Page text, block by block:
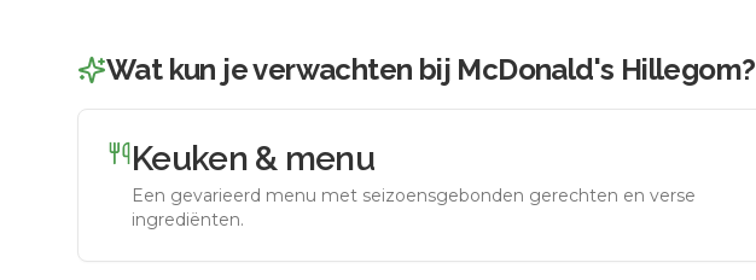
Wat kun je verwachten bij McDonald's Hillegom?
Keuken & menu
Een gevarieerd menu met seizoensgebonden gerechten en verse
ingrediënten.